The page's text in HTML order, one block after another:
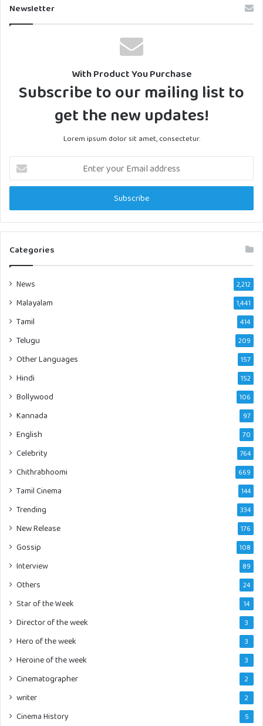
Newsletter
With Product You Purchase
Subscribe to our mailing list to
get the new updates!
Lorem ipsum dolor sit amet, consectetur.
Enter
your
Email
Categories
News 2,212
Malayalam 1,441
Tamil 414
Telugu 209
Other Languages 157
Hindi 152
Bollywood 106
Kannada 97
English 70
Celebrity 764
Chithrabhoomi 669
Tamil Cinema 144
Trending 334
New Release 176
Gossip 108
Interview 89
Others 24
Star of the Week 14
Director of the week 3
Hero of the week 3
Heroine of the week 3
Cinematographer 2
writer 2
Cinema History 5